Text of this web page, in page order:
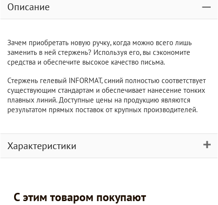
Описание
Зачем приобретать новую ручку, когда можно всего лишь
заменить в ней стержень? Используя его, вы сэкономите
средства и обеспечите высокое качество письма.
Стержень гелевый INFORMAT, синий полностью соответствует
существующим стандартам и обеспечивает нанесение тонких
плавных линий. Доступные цены на продукцию являются
результатом прямых поставок от крупных производителей.
Характеристики
С этим товаром покупают